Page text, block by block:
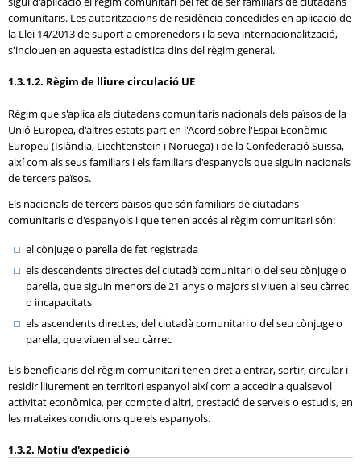
comunitaris. Les autoritzacions de residència concedides en aplicació de
la Llei 14/2013 de suport a emprenedors i la seva internacionalització,
s'inclouen en aquesta estadística dins del règim general.
1.3.1.2. Règim de lliure circulació UE
Règim que s'aplica als ciutadans comunitaris nacionals dels països de la
Unió Europea, d'altres estats part en l'Acord sobre l'Espai Econòmic
Europeu (Islàndia, Liechtenstein i Noruega) i de la Confederació Suïssa,
així com als seus familiars i els familiars d'espanyols que siguin nacionals
de tercers països.
Els nacionals de tercers països que són familiars de ciutadans
comunitaris o d'espanyols i que tenen accés al règim comunitari són:
el cònjuge o parella de fet registrada
els descendents directes del ciutadà comunitari o del seu cònjuge o
parella, que siguin menors de 21 anys o majors si viuen al seu càrrec
o incapacitats
els ascendents directes, del ciutadà comunitari o del seu cònjuge o
parella, que viuen al seu càrrec
Els beneficiaris del règim comunitari tenen dret a entrar, sortir, circular i
residir lliurement en territori espanyol així com a accedir a qualsevol
activitat econòmica, per compte d'altri, prestació de serveis o estudis, en
les mateixes condicions que els espanyols.
1.3.2. Motiu d'expedició